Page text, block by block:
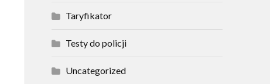
Taryfikator
Testy do policji
Uncategorized